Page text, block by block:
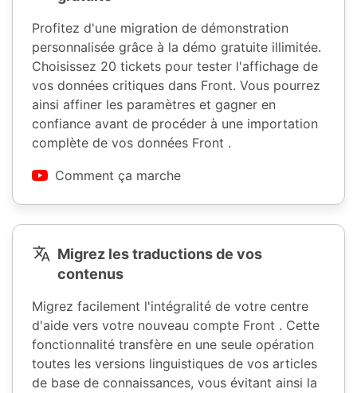
Profitez d'une migration de démonstration
personnalisée grâce à la démo gratuite illimitée.
Choisissez 20 tickets pour tester l'affichage de
vos données critiques dans Front. Vous pourrez
ainsi affiner les paramètres et gagner en
confiance avant de procéder à une importation
complète de vos données Front .
Comment ça marche
Migrez les traductions de vos
contenus
Migrez facilement l'intégralité de votre centre
d'aide vers votre nouveau compte Front . Cette
fonctionnalité transfère en une seule opération
toutes les versions linguistiques de vos articles
de base de connaissances, vous évitant ainsi la